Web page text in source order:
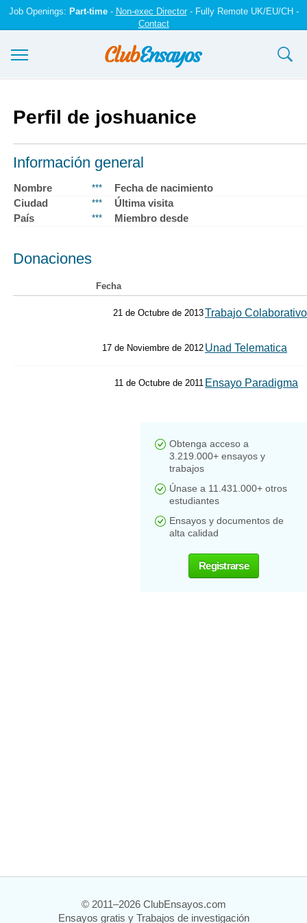
Job Openings: Part-time- Non-exec Director- Fully Remote UK/EU/CH -
Contact
Registrarse
Iniciar sesión
Contáctenos
Perfil de joshuanice
Información general
Nombre ***
Fecha de nacimiento
Ciudad
***
Última visita
País
*** Miembro desde
Donaciones
Fecha
21 de Octubre de 2013Trabajo
17 de Noviembre de 2012 Unad Telematica
11 de Octubre de 2011 Ensayo Paradigma
Obtenga acceso a
3.219.000+ ensayos y
trabajos
Únase a 11.431.000+ otros
estudiantes
Ensayos y documentos de
alta calidad
Registrarse
© 2011–2026 ClubEnsayos.com
Ensayos gratis y Trabajos de investigación